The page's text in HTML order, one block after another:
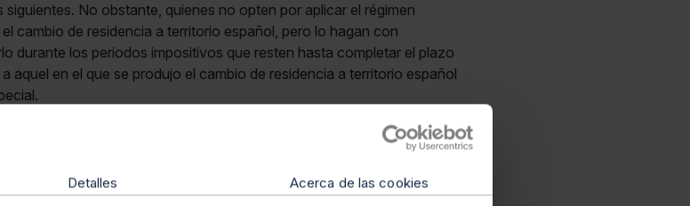
Detalles Acerca de las cookies
No obstante, quienes no opten por aplicar el régimen
cambio de residencia a territorio español, pero lo hagan con
durante los periodos impositivos que resten hasta completar el plazo
aquel en el que se produjo el cambio de residencia a territorio español
en los que desee aplicarlo, sin perjuicio de que pueda modificar la
para las personas desplazadas donde se determina que